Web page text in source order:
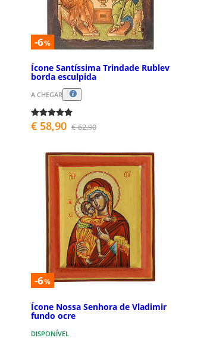
-6%
Ícone Santíssima Trindade Rublev
borda esculpida
A CHEGAR
€ 58,90 € 62,90
-6%
Ícone Nossa Senhora de Vladimir
fundo ocre
DISPONÍVEL